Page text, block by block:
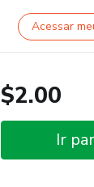
Acessar
$2.00
Ir